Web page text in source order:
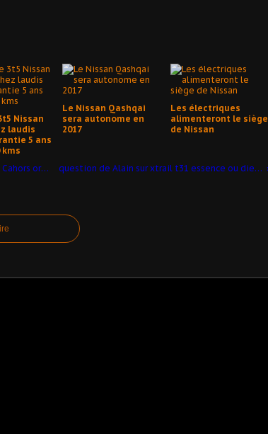
Nissan
laudis
5 ans
kms
Le Nissan Qashqai
sera autonome en
2017
Les électriques
alimenteront le siège
de Nissan
débosselage sans peinture Nissan Cahors orage grêle 2013 question de Alain sur xtrail t31 essence ou diesel en occasion